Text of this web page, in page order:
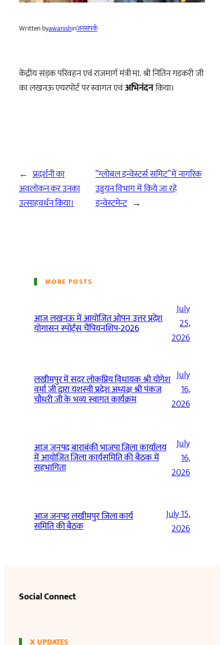
Written byawanishinजनसंपर्क
केंद्रीय सड़क परिवहन एवं राजमार्ग मंत्री मा. श्री नितिन गडकरी जी
का लखनऊ एयरपोर्ट पर स्वागत एवंअभिनंदनकिया।
← प्रदर्शनी का
अवलोकन कर उनका
उत्साहवर्धन किया।
“ग्लोबल इन्वेस्टर्स समिट” में नागरिक
उड्डयन विभाग में किये जा रहे
इन्वेस्टमेन्ट →
MORE POSTS
आज लखनऊ में आयोजित ओपन उत्तर प्रदेश
योगासन स्पोर्ट्स चैंपियनशिप-2026
July
25,
2026
लखीमपुर में सदर लोकप्रिय विधायक श्री योगेश
वर्मा जी द्वारा यशस्वी प्रदेश अध्यक्ष श्री पंकज
चौधरी जी के भव्य स्वागत कार्यक्रम
July
16,
2026
आज जनपद बाराबंकी भाजपा जिला कार्यालय
में आयोजित जिला कार्यसमिति की बैठक में
सहभागिता
July
16,
2026
आज जनपद लखीमपुर जिला कार्य
समिति की बैठक
July 15,
2026
Social Connect
X UPDATES